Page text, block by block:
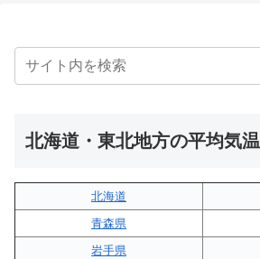
北海道・東北地方の平均気温
北海道
青森県
岩手県